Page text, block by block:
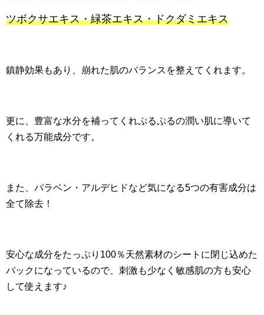
ツボクサエキス・緑茶エキス・ドクダミエキス
鎮静効果もあり、崩れた肌のバランスを整えてくれます。
更に、豊富な水分を補ってくれぷるぷるの潤い肌に導いて
くれる万能成分です。
また、パラベン・アルデヒドなど気になる5つの有害成分は
全て除去！
安心な成分をたっぷり100％天然素材のシートに閉じ込めた
パックになっているので、刺激も少なく敏感肌の方も安心
して使えます♪